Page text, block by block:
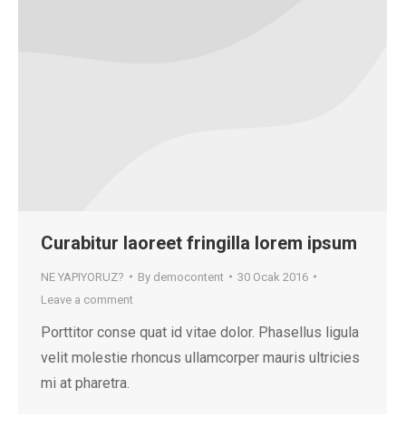
Curabitur laoreet fringilla lorem ipsum
NE YAPIYORUZ? By democontent
30 Ocak 2016
Leave a comment
Porttitor conse quat id vitae dolor. Phasellus ligula
velit molestie rhoncus ullamcorper mauris ultricies
mi at pharetra.